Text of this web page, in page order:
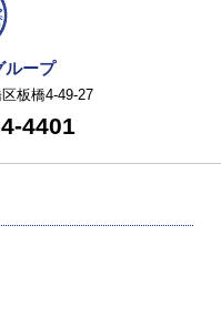
ループ
板橋4-49-27
4401